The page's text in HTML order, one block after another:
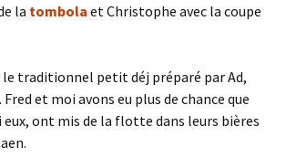
la tombola et Christophe avec la coupe
le traditionnel petit déj préparé par Ad,
et moi avons eu plus de chance que
eux, ont mis de la flotte dans leurs bières